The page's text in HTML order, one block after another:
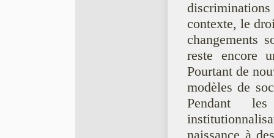
contexte, le
changements
reste encore
Pourtant de
modèles de
Pendant
naissance à